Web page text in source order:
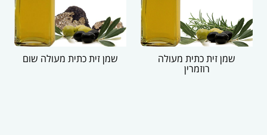
שמן זית כתית מעולה
רוזמרין
שמן זית כתית מעולה שום